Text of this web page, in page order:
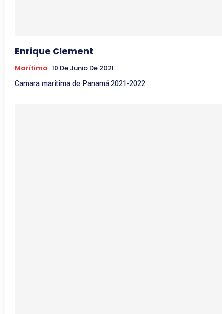
Enrique Clement
Marítima 10 De Junio De 2021
Camara maritima de Panamá 2021-2022